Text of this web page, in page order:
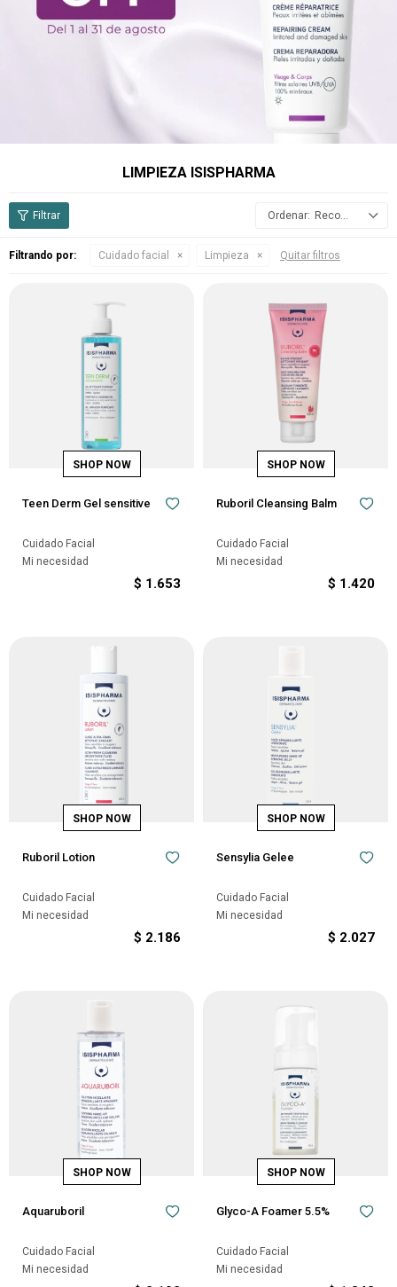
LIMPIEZA ISISPHARMA
Recomendados
Filtrando por: Cuidado facial Limpieza Quitar filtros
Teen Derm Gel sensitive
Cuidado Facial
Mi necesidad
$ 1.653
Ruboril Cleansing Balm
Cuidado Facial
Mi necesidad
$ 1.420
Ruboril Lotion
Cuidado Facial
Mi necesidad
$ 2.186
Sensylia Gelee
Cuidado Facial
Mi necesidad
$ 2.027
Aquaruboril
Cuidado Facial
Mi necesidad
Glyco-A Foamer 5.5%
Cuidado Facial
Mi necesidad